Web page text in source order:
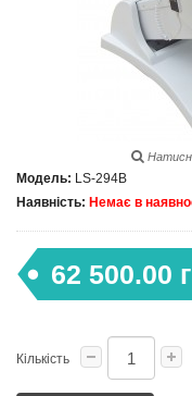
Модель: LS-294B
Наявність: Немає в
62 500.00
Кількість